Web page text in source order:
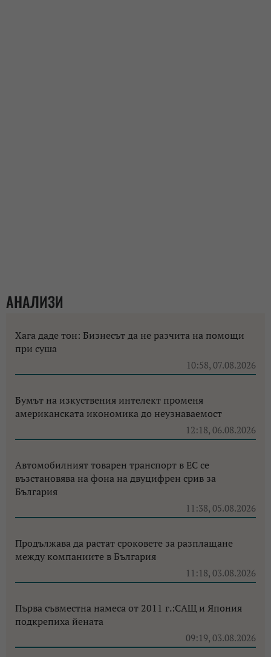
АНАЛИЗИ
Хага даде тон: Бизнесът да не разчита на помощи
при суша
10:58, 07.08.2026
Бумът на изкуствения интелект променя
американската икономика до неузнаваемост
12:18, 06.08.2026
Автомобилният товарен транспорт в ЕС се
възстановява на фона на двуцифрен срив за
България
11:38, 05.08.2026
Продължава да растат сроковете за разплащане
между компаниите в България
11:18, 03.08.2026
Първа съвместна намеса от 2011 г.:САЩ и Япония
подкрепиха йената
09:19, 03.08.2026